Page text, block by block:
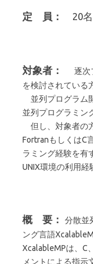
定 員： 20名
対象者：
逐次
を検討されている
並列プログラム
並列プログラミン
但 し、対象者の
FortranもしくはC
ラミング経験を有
UNIX環境の利用経
概 要： 分散並
ング言語
XcalableMPは、C
メントによる指示